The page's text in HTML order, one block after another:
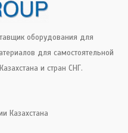
оборудования для
для самостоятельной
и стран СНГ.
Казахстана